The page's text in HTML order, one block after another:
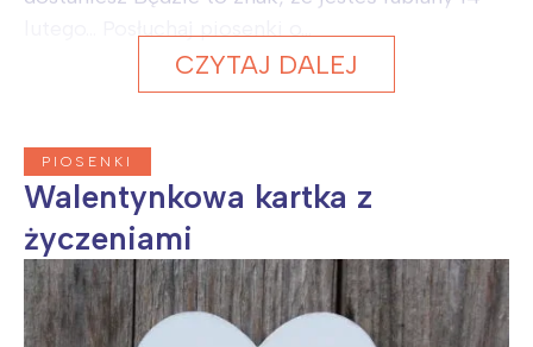
CZYTAJ DALEJ
PIOSENKI
Walentynkowa kartka z
życzeniami